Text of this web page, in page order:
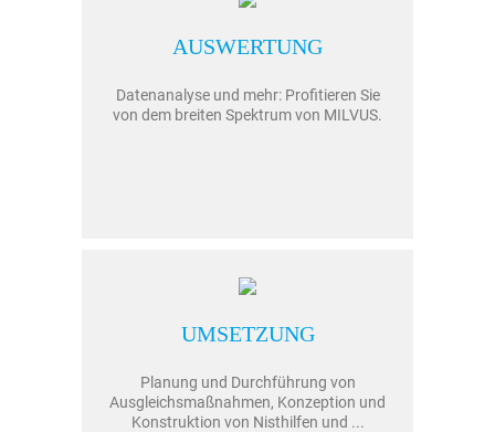
AUSWERTUNG
Datenanalyse und mehr: Profitieren Sie
von dem breiten Spektrum von MILVUS.
UMSETZUNG
Planung und Durchführung von
Ausgleichsmaßnahmen, Konzeption und
Konstruktion von Nisthilfen und ...